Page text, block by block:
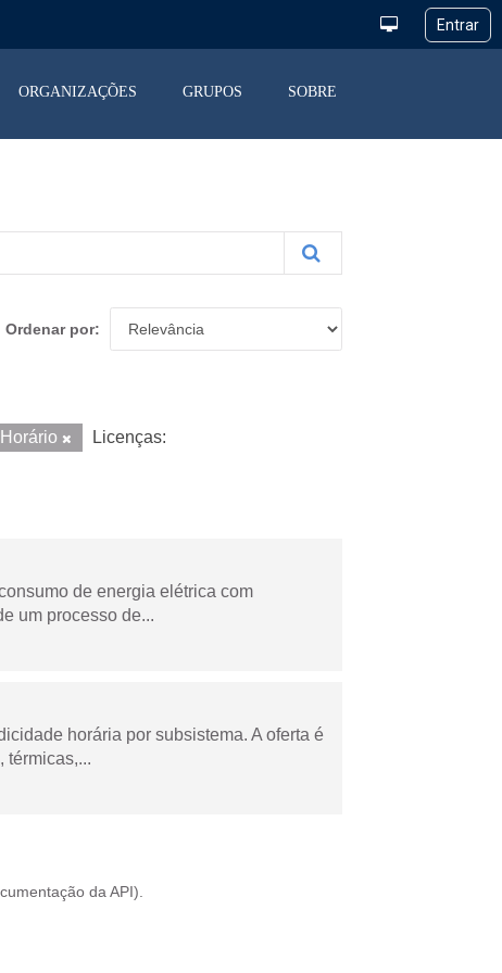
ORGANIZAÇÕES GRUPOS SOBRE
Ordenar por
Horário
Licenças:
de energia elétrica com
um processo de...
horária por subsistema. A oferta é
térmicas,...
da API ).